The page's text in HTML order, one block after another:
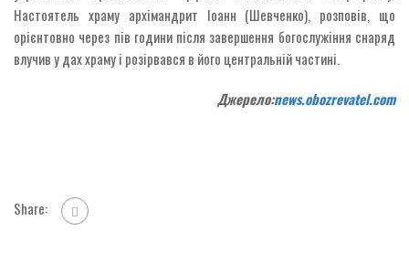
Настоятель храму архімандрит Іоанн (Шевченко), розповів, що
орієнтовно через пів години після завершення богослужіння снаряд
влучив у дах храму і розірвався в його центральній частині.
Джерело:news.obozrevatel.com
Share: